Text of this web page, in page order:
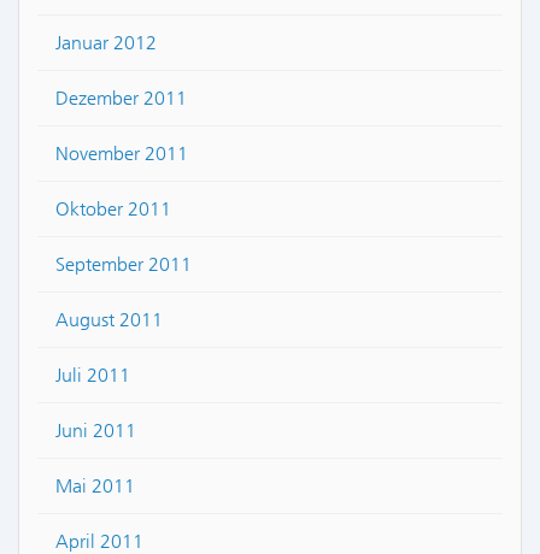
Januar 2012
Dezember 2011
November 2011
Oktober 2011
September 2011
August 2011
Juli 2011
Juni 2011
Mai 2011
April 2011